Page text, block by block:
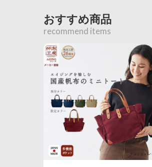
おすすめ商品
recommend items